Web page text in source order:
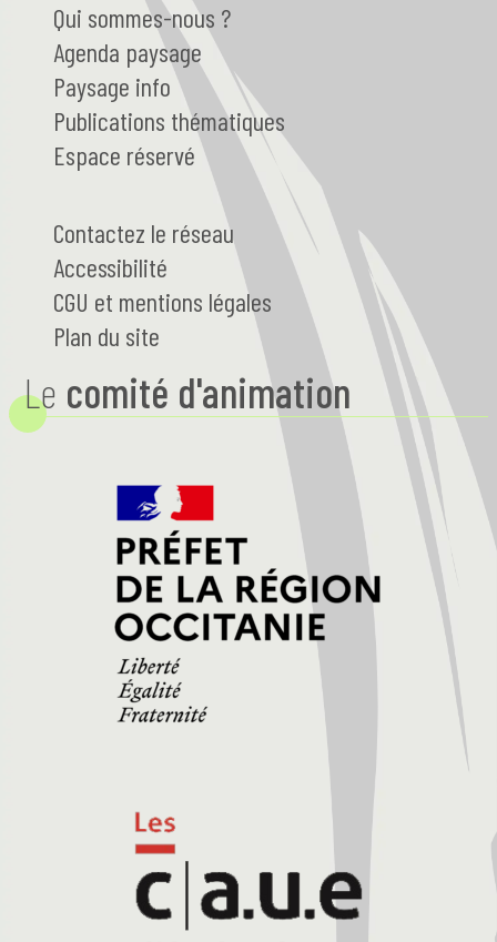
Qui sommes-nous ?
Agenda paysage
Paysage info
Publications thématiques
Espace réservé
Contactez le réseau
Accessibilité
CGU et mentions légales
Plan du site
Le comité d'animation